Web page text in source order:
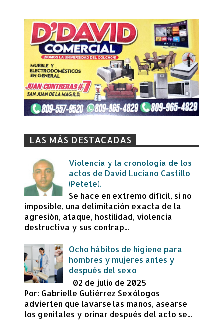
LAS MÁS DESTACADAS
Violencia y la cronología de los
actos de David Luciano Castillo
(Petete).
Se hace en extremo difícil, si no
imposible, una delimitación exacta de la
agresión, ataque, hostilidad, violencia
destructiva y sus contrap...
Ocho hábitos de higiene para
hombres y mujeres antes y
después del sexo
02 de julio de 2025
Por: Gabrielle Gutiérrez Sexólogos
advierten que lavarse las manos, asearse
los genitales y orinar después del acto se...